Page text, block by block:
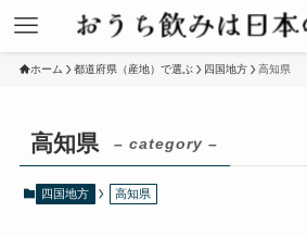
ホーム 都道府県（産地）で選ぶ 四国地方 高知県
高知県 – category –
四国地方 高知県